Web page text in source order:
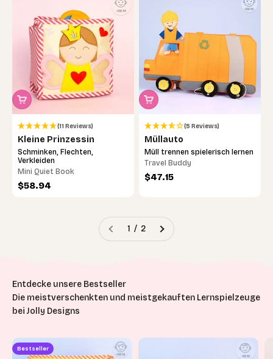
(11 Reviews)
Kleine Prinzessin
Schminken, Flechten,
Verkleiden
Mini Quiet Book
Angebot
$58.94
(5 Reviews)
Müllauto
Müll trennen spielerisch lernen
Travel Buddy
Angebot
$47.15
1 / 2
Die meistverschenkten und meistgekauften Lernspielzeuge
bei Jolly Designs
Bestseller